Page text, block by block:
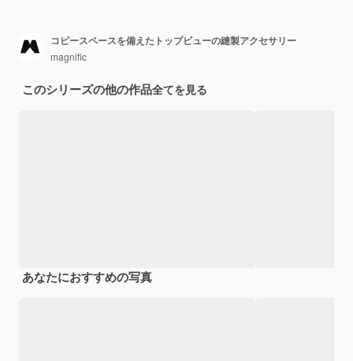
コピースペースを備えたトップビューの縫製アクセサリー
magnific
このシリーズの他の作品全てを見る
あなたにおすすめの写真